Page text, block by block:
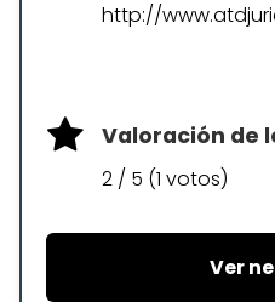
http://
Valoración de
2 / 5 (1 votos)
Ver